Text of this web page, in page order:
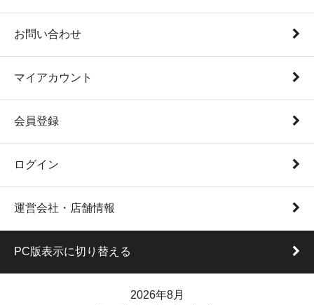
お問い合わせ
マイアカウント
会員登録
ログイン
運営会社・店舗情報
PC版表示に切り替える
2026年8月